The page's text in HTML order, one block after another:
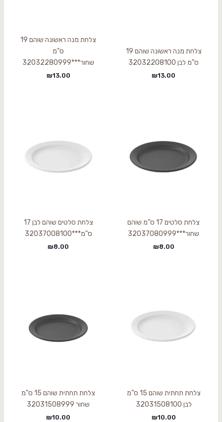
צלחת מנה ראשונה שוהם 19
ס"מ לבן 32032208100
₪13.00
צלחת מנה ראשונה שוהם 19
ס"מ
שחור***32032280999
₪13.00
צלחת סלטים 17 ס"מ שוהם
שחור***32037080999
₪8.00
צלחת סלטים שוהם לבן 17
ס"מ***32037008100
₪8.00
צלחת תחתית שוהם 15 ס"מ
לבן 32031508100
₪10.00
צלחת תחתית שוהם 15 ס"מ
שחור 32031508999
₪10.00